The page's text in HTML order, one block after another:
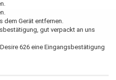
dem Gerät entfernen.
gut verpackt an uns
626 eine Eingangsbestätigung